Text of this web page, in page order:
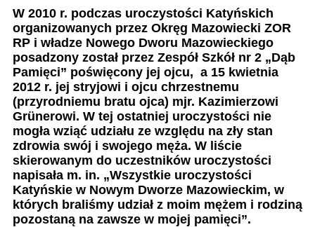
W 2010 r. podczas uroczystości Katyńskich
organizowanych przez Okręg Mazowiecki ZOR
RP i władze Nowego Dworu Mazowieckiego
posadzony został przez Zespół Szkół nr 2 „Dąb
Pamięci” poświęcony jej ojcu, a 15 kwietnia
2012 r. jej stryjowi i ojcu chrzestnemu
(przyrodniemu bratu ojca) mjr. Kazimierzowi
Grünerowi. W tej ostatniej uroczystości nie
mogła wziąć udziału ze względu na zły stan
zdrowia swój i swojego męża. W liście
skierowanym do uczestników uroczystości
napisała m. in. „Wszystkie uroczystości
Katyńskie w Nowym Dworze Mazowieckim, w
których braliśmy udział z moim mężem i rodziną
pozostaną na zawsze w mojej pamięci”.